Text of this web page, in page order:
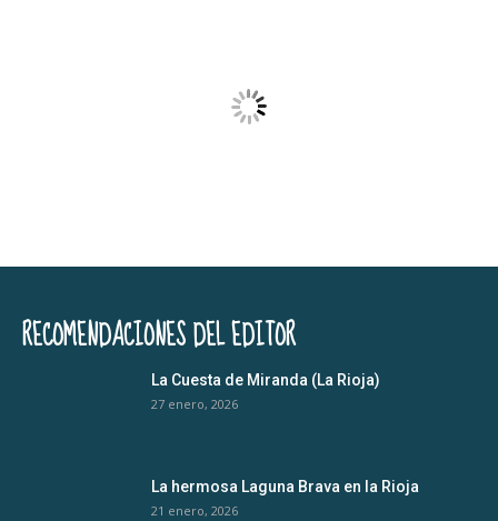
RECOMENDACIONES DEL EDITOR
La Cuesta de Miranda (La Rioja)
27 enero, 2026
La hermosa Laguna Brava en la Rioja
21 enero, 2026